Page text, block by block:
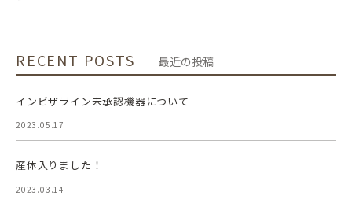
RECENT POSTS 最近の投稿
インビザライン未承認機器について
2023.05.17
産休入りました！
2023.03.14